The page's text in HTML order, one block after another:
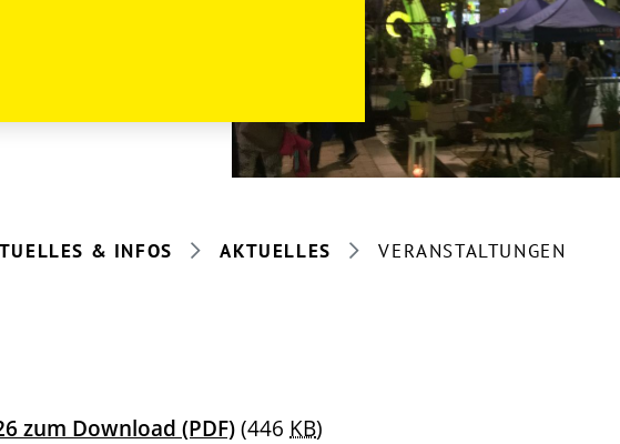
& INFOS AKTUELLES VERANSTALTUNGEN
zum Download (PDF)(446 KB)